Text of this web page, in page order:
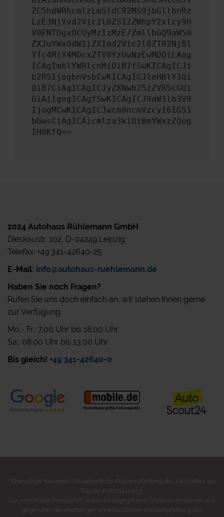
ZC5hdWRhcmlzLm5ldC92MS9jbGllbnRz
LzE3NjYvd2Vic2l0ZS12ZWhpY2xlcy9H
V0FNTDgxOCUyMzIzMzE/ZmllbGQ9aW50
ZXJuYWxOdW1iZXImd2Vic2l0ZT02NjBl
YTc4MjY4MDcxZTY0YzUwNzEwMDQiLAog
ICAgImhlYWRlcnMiOiB7fSwKICAgICJi
b2R5IjogbnVsbCwKICAgICJleHBlY3Qi
OiB7CiAgICAgICJyZXNwb25zZVR5cGUi
OiAiIgogICAgfSwKICAgICJ0aW1lb3V0
IjogMCwKICAgICJwcm9ncmVzcyI6IG51
bGwsCiAgICAicmlza3kiOiBmYWxzZQog
IH0KfQ==
2024 Autohaus Rühlemann GmbH
Dieskaustr. 102, D-04249 Leipzig
Telefax: +49 341-42640-25
E-Mail: info@autohaus-ruehlemann.de
Haben Sie noch Fragen?
Rufen Sie uns doch einfach an, wir stehen Ihnen gerne
zur Verfügung.
Mo.- Fr.: 7.00 Uhr bis 18.00 Uhr
Sa.: 08.00 Uhr bis 13.00 Uhr
Bis gleich! +49 341-42640-0
Ehemaliger Neupreis (Unverbindliche Preisempfehlung des Herstellers am
Tag der Erstzulassung).
Der errechnete Preisvorteil sowie die angegebene Ersparnis errechnet sich
gegenüber der ehemaligen unverbindlichen Preisempfehlung des